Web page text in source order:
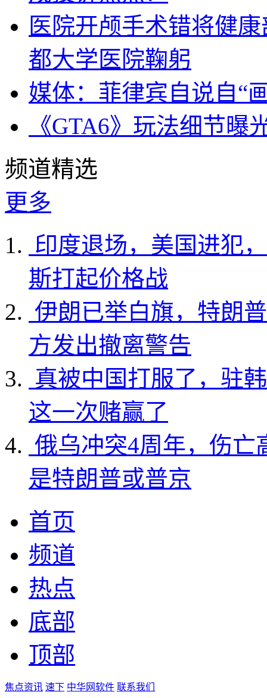
医院开颅手术错将健
都大学医院鞠躬
媒体：菲律宾自说自“
《GTA6》玩法细节
频道精选
更多
印度退场，美国进犯
斯打起价格战
伊朗已举白旗，特朗
方发出撤离警告
真被中国打服了，驻
这一次赌赢了
俄乌冲突4周年，伤亡
是特朗普或普京
首页
频道
热点
底部
顶部
焦点资讯 速下 中华网软件 联系我们